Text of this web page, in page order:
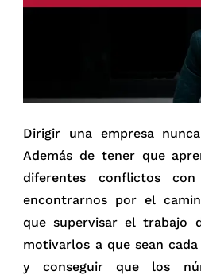
Dirigir una empresa
Además de tener que
diferentes conflictos
encontrarnos por el
que supervisar el trabajo
motivarlos a que sean
y conseguir que los